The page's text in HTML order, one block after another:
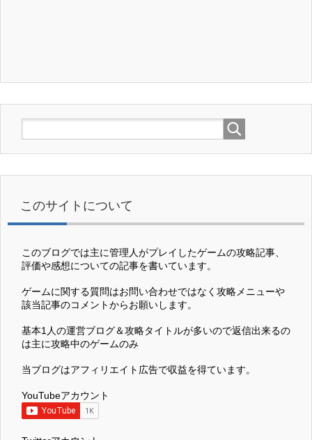
このサイトについて
このブログでは主に管理人がプレイしたゲームの攻略記事、
評価や感想についての記事を書いています。
ゲームに関する質問はお問い合わせではなく攻略メニューや
該当記事のコメントからお願いします。
基本1人の運営ブログ＆攻略タイトルが多いので返信出来るの
は主に攻略中のゲームのみ
当ブログはアフィリエイト広告で収益を得ています。
YouTubeアカウント